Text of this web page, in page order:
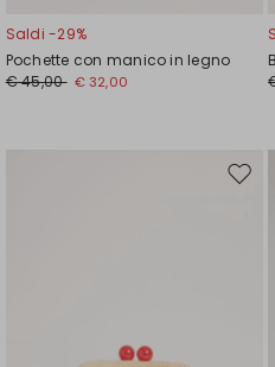
Saldi -29%
Pochette con manico in legno
€ 45,00 € 32,00
Sposta